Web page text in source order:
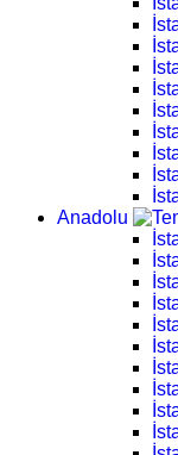
Anadolu